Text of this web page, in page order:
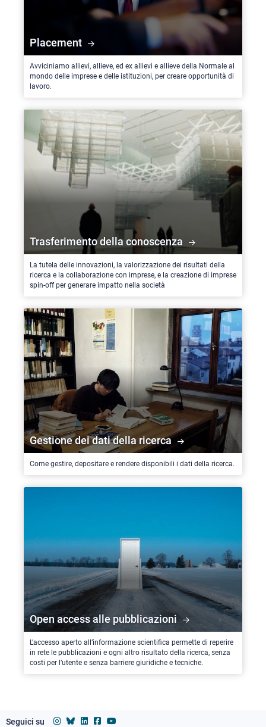
Placement
Avviciniamo allievi, allieve, ed ex allievi e allieve della Normale al
mondo delle imprese e delle istituzioni, per creare opportunità di
lavoro.
Trasferimento della conoscenza
La tutela delle innovazioni, la valorizzazione dei risultati della
ricerca e la collaborazione con imprese, e la creazione di imprese
spin-off per generare impatto nella società
Gestione dei dati della ricerca
Come gestire, depositare e rendere disponibili i dati della ricerca.
Open access alle pubblicazioni
L'accesso aperto all’informazione scientifica permette di reperire
in rete le pubblicazioni e ogni altro risultato della ricerca, senza
costi per l’utente e senza barriere giuridiche e tecniche.
Seguici su